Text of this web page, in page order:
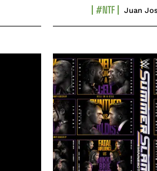
#NTF Juan